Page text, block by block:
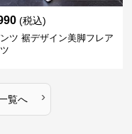
(税込)
ツ 裾デザイン美脚フレア
覧へ ›